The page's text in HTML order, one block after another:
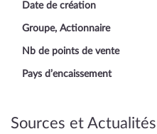
Date de création
Groupe, Actionnaire
Nb de points de vente
Pays d’encaissement
Sources et Actualités